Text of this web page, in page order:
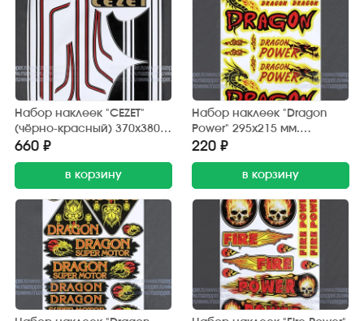
Набор наклеек "CEZET"
(чёрно-красный) 370х380
мм. (10 шт.)
660 ₽
в корзину
Набор наклеек "Dragon
Power" 295х215 мм.
(красно-желтый) 12 шт.
220 ₽
в корзину